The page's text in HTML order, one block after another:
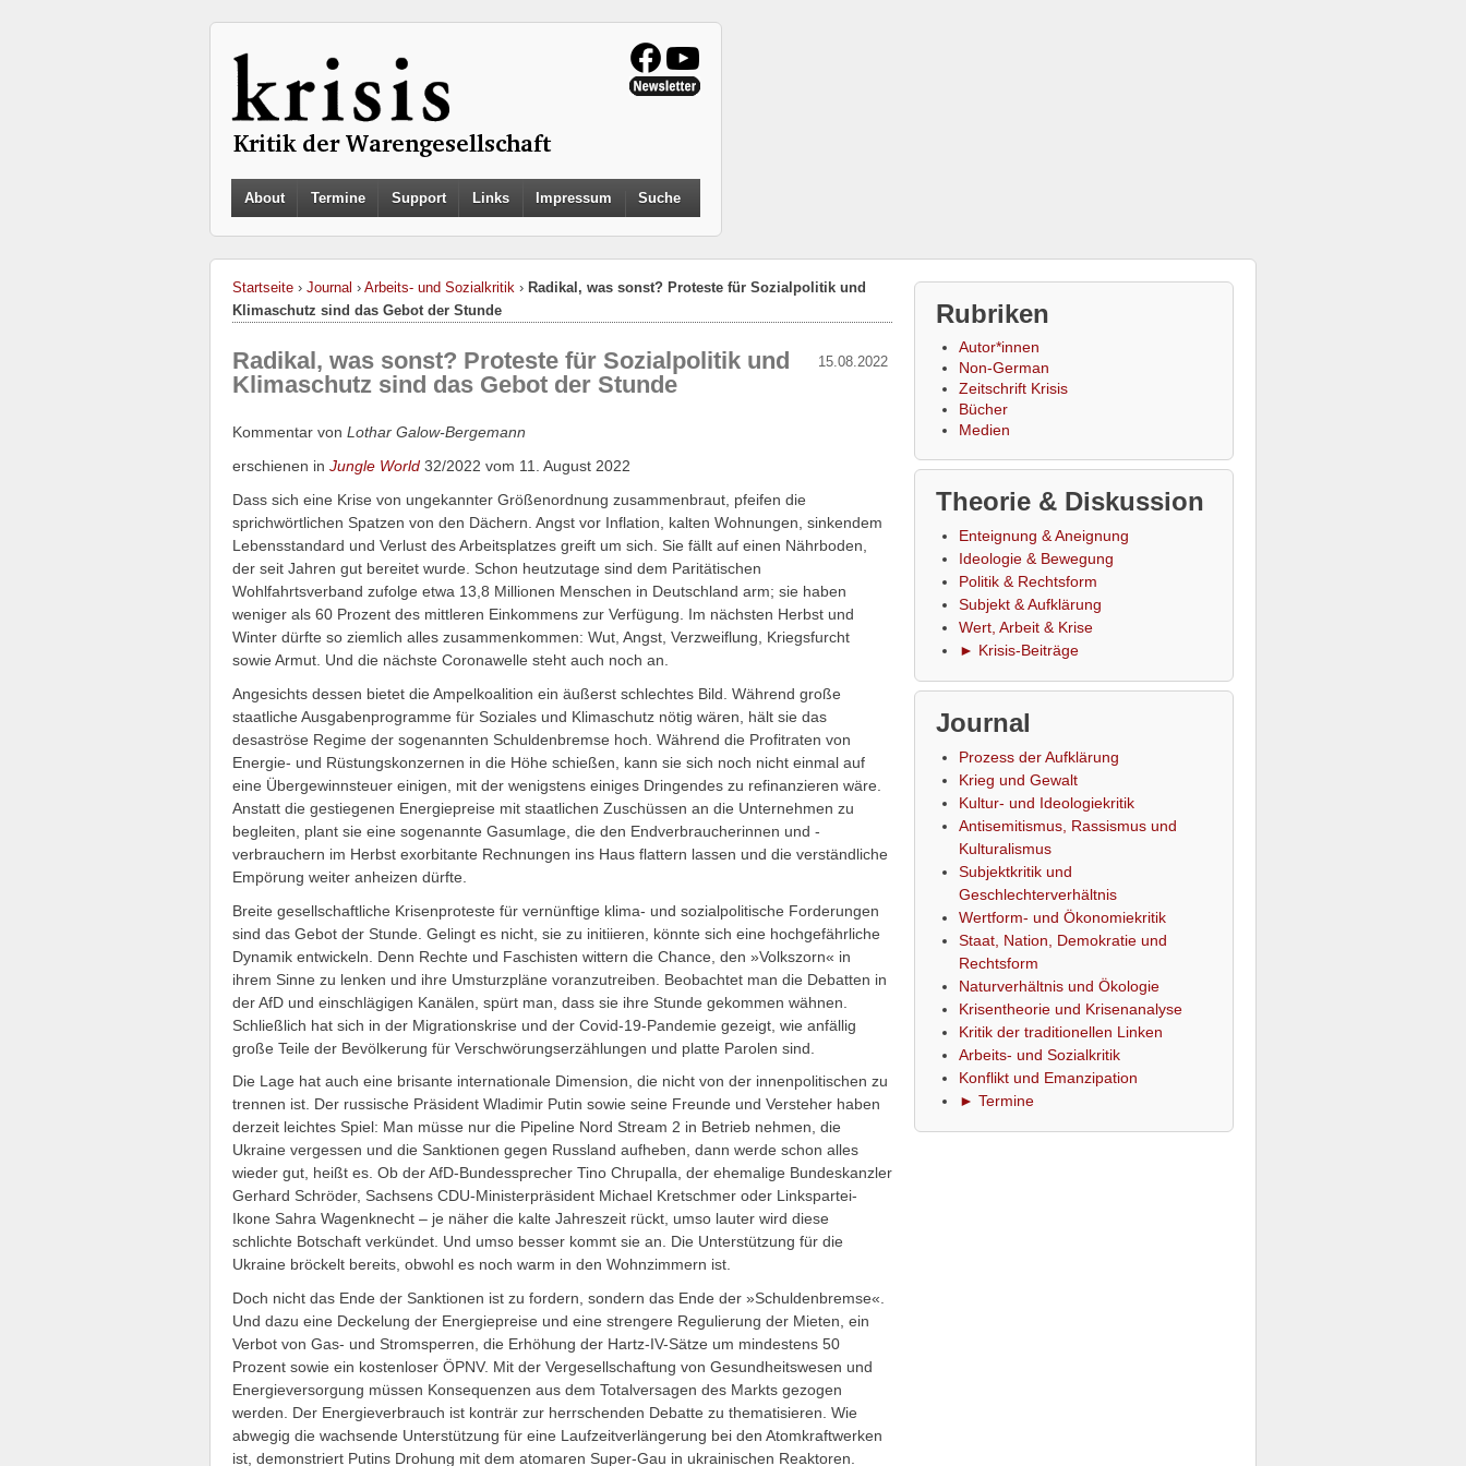
About Termine Support Links Impressum Suche
Startseite › Journal › Arbeits- und Sozialkritik › Radikal, was sonst? Proteste für Sozialpolitik und
Klimaschutz sind das Gebot der Stunde
15.08.2022
Radikal, was sonst? Proteste für Sozialpolitik und
Klimaschutz sind das Gebot der Stunde
Kommentar von Lothar Galow-Bergemann
erschienen in Jungle World 32/2022 vom 11. August 2022
Dass sich eine Krise von ungekannter Größenordnung zusammenbraut, pfeifen die
sprichwörtlichen Spatzen von den Dächern. Angst vor Inflation, kalten Wohnungen, sinkendem
Lebensstandard und Verlust des Arbeitsplatzes greift um sich. Sie fällt auf einen Nährboden,
der seit Jahren gut bereitet wurde. Schon heutzutage sind dem Paritätischen
Wohlfahrtsverband zufolge etwa 13,8 Millionen Menschen in Deutschland arm; sie haben
weniger als 60 Prozent des mittleren Einkommens zur Verfügung. Im nächsten Herbst und
Winter dürfte so ziemlich alles zusammenkommen: Wut, Angst, Verzweiflung, Kriegsfurcht
sowie Armut. Und die nächste Coronawelle steht auch noch an.
Angesichts dessen bietet die Ampelkoalition ein äußerst schlechtes Bild. Während große
staatliche Ausgabenprogramme für Soziales und Klimaschutz nötig wären, hält sie das
desaströse Regime der sogenannten Schuldenbremse hoch. Während die Profitraten von
Energie- und Rüstungskonzernen in die Höhe schießen, kann sie sich noch nicht einmal auf
eine Übergewinnsteuer einigen, mit der wenigstens einiges Dringendes zu refinanzieren wäre.
Anstatt die gestiegenen Energiepreise mit staatlichen Zuschüssen an die Unternehmen zu
begleiten, plant sie eine sogenannte Gasumlage, die den Endverbraucherinnen und -
verbrauchern im Herbst exorbitante Rechnungen ins Haus flattern lassen und die verständliche
Empörung weiter anheizen dürfte.
Breite gesellschaftliche Krisenproteste für vernünftige klima- und sozialpolitische Forderungen
sind das Gebot der Stunde. Gelingt es nicht, sie zu initiieren, könnte sich eine hochgefährliche
Dynamik entwickeln. Denn Rechte und Faschisten wittern die Chance, den »Volkszorn« in
ihrem Sinne zu lenken und ihre Umsturzpläne voranzutreiben. Beobachtet man die Debatten in
der AfD und einschlägigen Kanälen, spürt man, dass sie ihre Stunde gekommen wähnen.
Schließlich hat sich in der Migrationskrise und der Covid-19-Pandemie gezeigt, wie anfällig
große Teile der Bevölkerung für Verschwörungserzählungen und platte Parolen sind.
Die Lage hat auch eine brisante internationale Dimension, die nicht von der innenpolitischen zu
trennen ist. Der russische Präsident Wladimir Putin sowie seine Freunde und Versteher haben
derzeit leichtes Spiel: Man müsse nur die Pipeline Nord Stream 2 in Betrieb nehmen, die
Ukraine vergessen und die Sanktionen gegen Russland aufheben, dann werde schon alles
wieder gut, heißt es. Ob der AfD-Bundessprecher Tino Chrupalla, der ehemalige Bundeskanzler
Gerhard Schröder, Sachsens CDU-Ministerpräsident Michael Kretschmer oder Linkspartei-
Ikone Sahra Wagenknecht – je näher die kalte Jahreszeit rückt, umso lauter wird diese
schlichte Botschaft verkündet. Und umso besser kommt sie an. Die Unterstützung für die
Ukraine bröckelt bereits, obwohl es noch warm in den Wohnzimmern ist.
Doch nicht das Ende der Sanktionen ist zu fordern, sondern das Ende der »Schuldenbremse«.
Und dazu eine Deckelung der Energiepreise und eine strengere Regulierung der Mieten, ein
Verbot von Gas- und Stromsperren, die Erhöhung der Hartz-IV-Sätze um mindestens 50
Prozent sowie ein kostenloser ÖPNV. Mit der Vergesellschaftung von Gesundheitswesen und
Energieversorgung müssen Konsequenzen aus dem Totalversagen des Markts gezogen
werden. Der Energieverbrauch ist konträr zur herrschenden Debatte zu thematisieren. Wie
abwegig die wachsende Unterstützung für eine Laufzeitverlängerung bei den Atomkraftwerken
ist, demonstriert Putins Drohung mit dem atomaren Super-Gau in ukrainischen Reaktoren.
Rubriken
Autor*innen
Non-German
Zeitschrift Krisis
Bücher
Medien
Theorie & Diskussion
Enteignung & Aneignung
Ideologie & Bewegung
Politik & Rechtsform
Subjekt & Aufklärung
Wert, Arbeit & Krise
► Krisis-Beiträge
Journal
Prozess der Aufklärung
Krieg und Gewalt
Kultur- und Ideologiekritik
Antisemitismus, Rassismus und
Kulturalismus
Subjektkritik und
Geschlechterverhältnis
Wertform- und Ökonomiekritik
Staat, Nation, Demokratie und
Rechtsform
Naturverhältnis und Ökologie
Krisentheorie und Krisenanalyse
Kritik der traditionellen Linken
Arbeits- und Sozialkritik
Konflikt und Emanzipation
► Termine